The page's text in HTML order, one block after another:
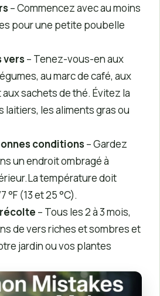
– Commencez avec au moins
pour une petite poubelle
vers – Tenez-vous-en aux
au marc de café, aux
sachets de thé. Évitez la
laitiers, les aliments gras ou
conditions – Gardez
un endroit ombragé à
température doit
°F (13 et 25 °C).
– Tous les 2 à 3 mois,
de vers riches et sombres et
jardin ou vos plantes